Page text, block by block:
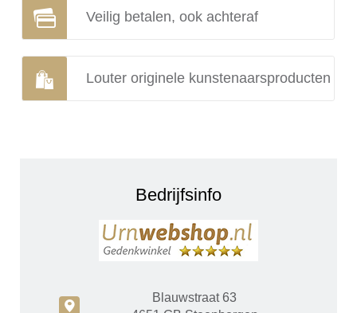
Veilig betalen, ook achteraf
Louter originele kunstenaarsproducten
Bedrijfsinfo
c
Blauwstraat 63